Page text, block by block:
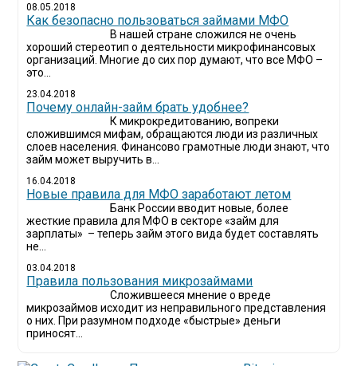
08.05.2018
Как безопасно пользоваться займами МФО
В нашей стране сложился не очень
хороший стереотип о деятельности микрофинансовых
организаций. Многие до сих пор думают, что все МФО –
это...
23.04.2018
Почему онлайн-займ брать удобнее?
К микрокредитованию, вопреки
сложившимся мифам, обращаются люди из различных
слоев населения. Финансово грамотные люди знают, что
займ может выручить в...
16.04.2018
Новые правила для МФО заработают летом
Банк России вводит новые, более
жесткие правила для МФО в секторе «займ для
зарплаты» – теперь займ этого вида будет составлять
не...
03.04.2018
​Правила пользования микрозаймами
Сложившееся мнение о вреде
микрозаймов исходит из неправильного представления
о них. При разумном подходе «быстрые» деньги
приносят...